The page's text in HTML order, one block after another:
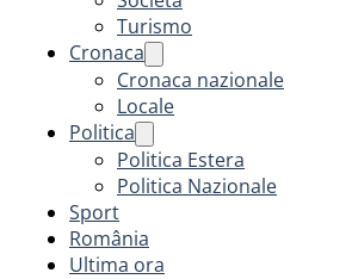
Turismo
Cronaca
Cronaca nazionale
Locale
Politica
Politica Estera
Politica Nazionale
Sport
România
Ultima ora